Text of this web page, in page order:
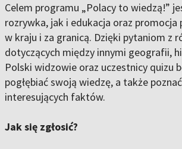
Celem programu „Polacy to wiedzą!”
rozrywka, jak i edukacja oraz
w kraju i za granicą. Dzięki pytaniom z
dotyczących między innymi geografii,
Polski widzowie oraz uczestnicy quizu
pogłębiać swoją wiedzę, a także
interesujących faktów.
Jak się zgłosić?